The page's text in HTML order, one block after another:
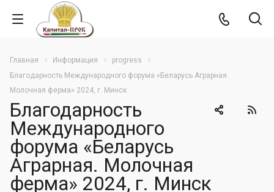
Главная Информация
progress
Благодарность Международного форума «Беларусь Аграрная.
Молочная ферма» 2024, г. Минск
Благодарность
Международного
форума «Беларусь
Аграрная. Молочная
ферма» 2024, г. Минск